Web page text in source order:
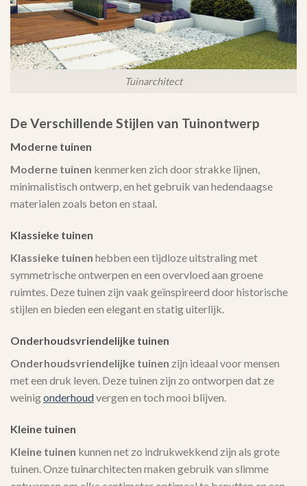
Tuinarchitect
De Verschillende Stijlen van Tuinontwerp
Moderne tuinen
Moderne tuinen kenmerken zich door strakke lijnen,
minimalistisch ontwerp, en het gebruik van hedendaagse
materialen zoals beton en staal.
Klassieke tuinen
Klassieke tuinen hebben een tijdloze uitstraling met
symmetrische ontwerpen en een overvloed aan groene
ruimtes. Deze tuinen zijn vaak geïnspireerd door historische
stijlen en bieden een elegant en statig uiterlijk.
Onderhoudsvriendelijke tuinen
Onderhoudsvriendelijke tuinen zijn ideaal voor mensen
met een druk leven. Deze tuinen zijn zo ontworpen dat ze
weinigonderhoudvergen en toch mooi blijven.
Kleine tuinen
Kleine tuinen kunnen net zo indrukwekkend zijn als grote
tuinen. Onze tuinarchitecten maken gebruik van slimme